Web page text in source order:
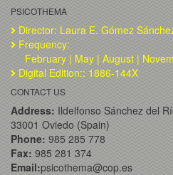
PSICOTHEMA
Director: Laura E. Gómez
Frequency:
February | May | August |
Digital Edition:: 1886-144X
CONTACT US
Address: Ildelfonso Sánchez del
33001 Oviedo (Spain)
Phone: 985 285 778
Fax: 985 281 374
Email:psicothema@cop.es